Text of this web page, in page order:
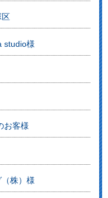
区
studio様
お客様
株）様